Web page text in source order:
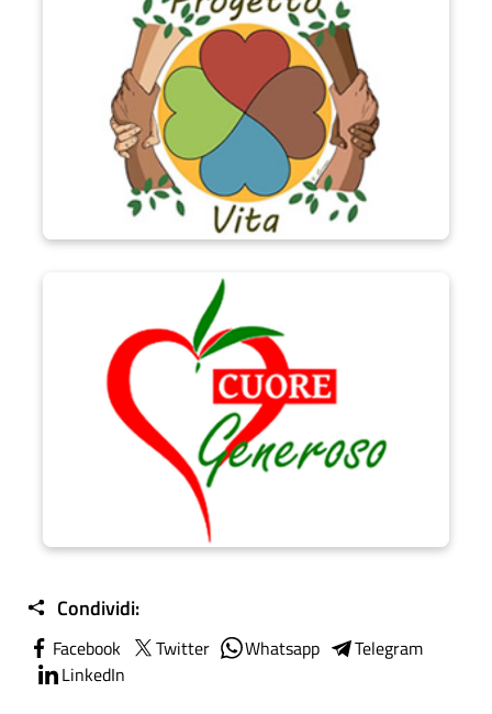
Progetto Cuore Generoso
Condividi:
Facebook Twitter Whatsapp
Telegram
LinkedIn